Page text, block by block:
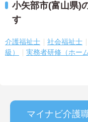
小矢部市(富山県)
す
介護福祉士 社会福祉士
級）
実務者研修（ホー
マイナビ介護